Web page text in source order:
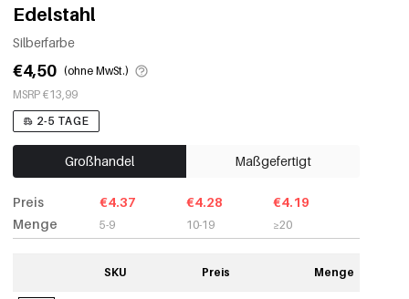
Edelstahl
Silberfarbe
€4,50 (ohne MwSt.)
MSRP €13,99
2-5 TAGE
Großhandel Maßgefertigt
Preis
Menge
€4.37
5-9
€4.28
10-19
€4.19
≥20
SKU Preis Menge